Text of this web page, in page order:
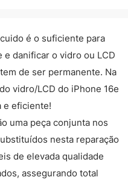
é o suficiente para
danificar o vidro ou LCD
de ser permanente. Na
vidro/LCD do iPhone 16e
e eficiente!
uma peça conjunta nos
nesta reparação
de elevada qualidade
assegurando total